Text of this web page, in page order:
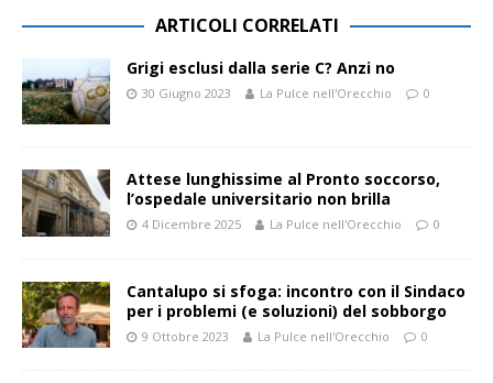
ARTICOLI CORRELATI
Grigi esclusi dalla serie C? Anzi no
30 Giugno 2023 La Pulce nell'Orecchio 0
Attese lunghissime al Pronto soccorso,
l’ospedale universitario non brilla
4 Dicembre 2025 La Pulce nell'Orecchio 0
Cantalupo si sfoga: incontro con il Sindaco
per i problemi (e soluzioni) del sobborgo
9 Ottobre 2023 La Pulce nell'Orecchio 0